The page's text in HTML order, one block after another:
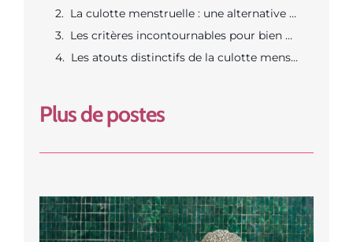
La culotte menstruelle : une alternative pratique et confortable
Les critères incontournables pour bien choisir sa culotte menstruelle
Les atouts distinctifs de la culotte menstruelle Nana
Plus de postes